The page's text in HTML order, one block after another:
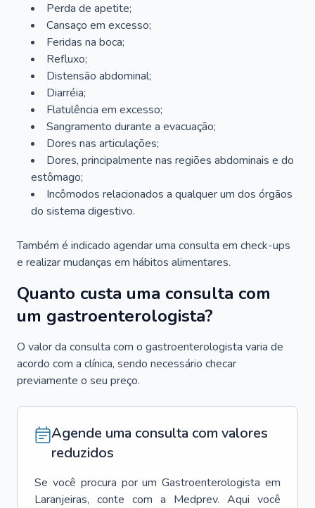
Perda de apetite;
Cansaço em excesso;
Feridas na boca;
Refluxo;
Distensão abdominal;
Diarréia;
Flatulência em excesso;
Sangramento durante a evacuação;
Dores nas articulações;
Dores, principalmente nas regiões abdominais e do
estômago;
Incômodos relacionados a qualquer um dos órgãos
do sistema digestivo.
Também é indicado agendar uma consulta em check-ups
e realizar mudanças em hábitos alimentares.
Quanto custa uma consulta com
um gastroenterologista?
O valor da consulta com o gastroenterologista varia de
acordo com a clínica, sendo necessário checar
previamente o seu preço.
Agende uma consulta com valores
reduzidos
Se você procura por um Gastroenterologista em
Laranjeiras, conte com a Medprev. Aqui você